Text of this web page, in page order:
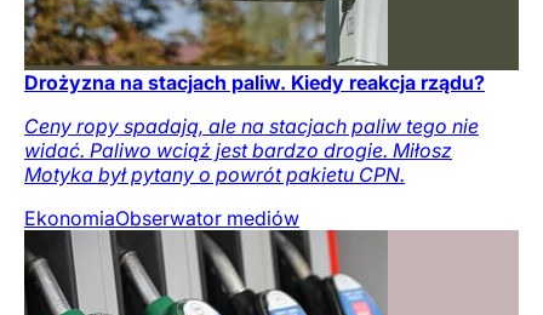
Drożyzna na stacjach paliw. Kiedy reakcja rządu?
Ceny ropy spadają, ale na stacjach paliw tego nie
widać. Paliwo wciąż jest bardzo drogie. Miłosz
Motyka był pytany o powrót pakietu CPN.
EkonomiaObserwator mediów